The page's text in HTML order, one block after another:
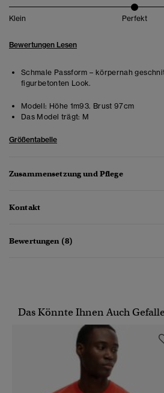
Klein Perfekt
Bewertungen Lesen
Schmale Passform – körpernah
figurbetonten Look.
Modell: Höhe 1m93. Brust 97cm
Das Model trägt: M
Größentabelle
Zusammensetzung und Pflege
Kontakt
Bewertungen (8)
Das Könnte Ihnen Auch